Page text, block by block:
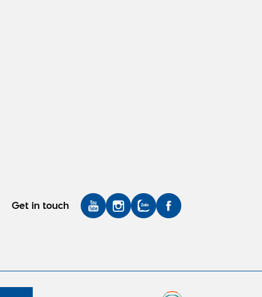
Get in touch